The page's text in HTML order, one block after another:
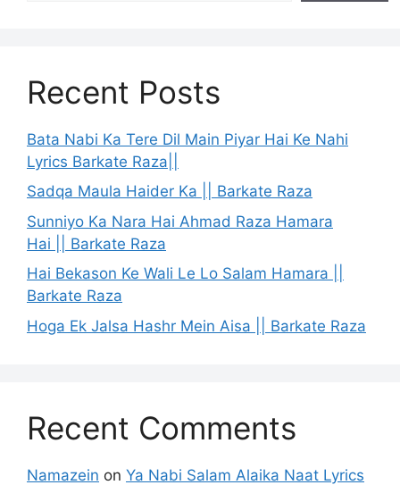
Recent Posts
Bata Nabi Ka Tere Dil Main Piyar Hai Ke Nahi
Lyrics Barkate Raza||
Sadqa Maula Haider Ka || Barkate Raza
Sunniyo Ka Nara Hai Ahmad Raza Hamara
Hai || Barkate Raza
Hai Bekason Ke Wali Le Lo Salam Hamara ||
Barkate Raza
Hoga Ek Jalsa Hashr Mein Aisa || Barkate Raza
Recent Comments
Namazein on Ya Nabi Salam Alaika Naat Lyrics